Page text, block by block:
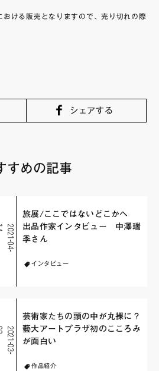
ける販売となりますので、売り切れの際
シェアする
すめの記事
2
0
2
1
-
0
4
-
1
旅展/ここではないどこかへ
出品作家インタビュー 中澤瑞
季さん
インタビュー
2
0
2
1
-
0
3
-
0
芸術家たちの頭の中が丸裸に？
藝大アートプラザ初のこころみ
が面白い
作品紹介